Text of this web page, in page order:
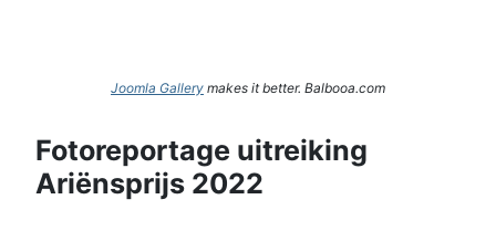
Joomla Gallery makes it better. Balbooa.com
Fotoreportage uitreiking
Ariënsprijs 2022